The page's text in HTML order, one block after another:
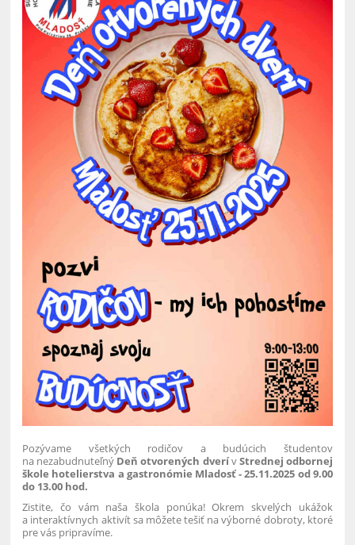
Pozývame všetkých rodičov a budúcich študentov
na nezabudnuteľný Deň otvorených dverívStrednej odbornej
škole hotelierstva a gastronómie Mladosť - 25.11.2025 od 9.00
do 13.00 hod.
Zistite, čo vám naša škola ponúka! Okrem skvelých ukážok
a interaktívnych aktivít sa môžete tešiť na výborné dobroty, ktoré
pre vás pripravíme.